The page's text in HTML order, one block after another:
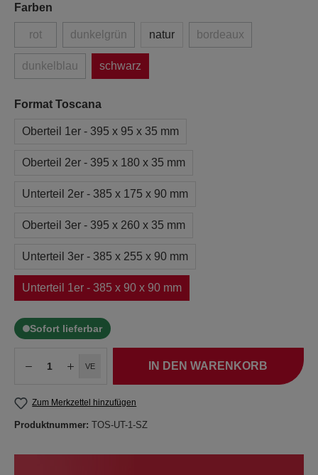
Farben
rot dunkelgrün natur bordeaux
dunkelblau schwarz
Format Toscana
Oberteil 1er - 395 x 95 x 35 mm
Oberteil 2er - 395 x 180 x 35 mm
Unterteil 2er - 385 x 175 x 90 mm
Oberteil 3er - 395 x 260 x 35 mm
Unterteil 3er - 385 x 255 x 90 mm
Unterteil 1er - 385 x 90 x 90 mm
Sofort lieferbar
VE IN DEN WARENKORB
Zum Merkzettel hinzufügen
Produktnummer: TOS-UT-1-SZ